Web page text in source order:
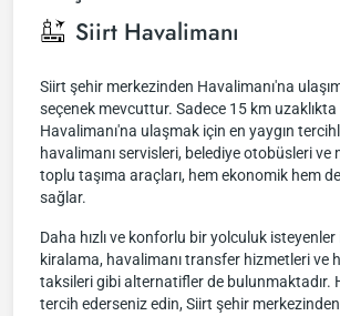
Siirt Havalimanı
Siirt şehir merkezinden Havalimanı'na
seçenek mevcuttur. Sadece 15 km
Havalimanı'na ulaşmak için en yaygın
havalimanı servisleri, belediye otobüsleri ve
toplu taşıma araçları, hem ekonomik hem
sağlar.
Daha hızlı ve konforlu bir yolculuk
kiralama, havalimanı transfer hizmetleri ve
taksileri gibi alternatifler de bulunmaktadır.
tercih ederseniz edin, Siirt şehir